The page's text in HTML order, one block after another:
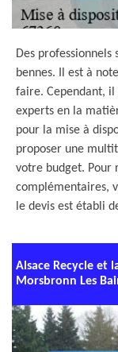
Des
bennes. Il est à
faire. Cependant,
experts en la
pour la mise à
proposer une
votre budget. Pour
complémentaires,
le devis est établi
Alsace Recycle et
Morsbronn Les